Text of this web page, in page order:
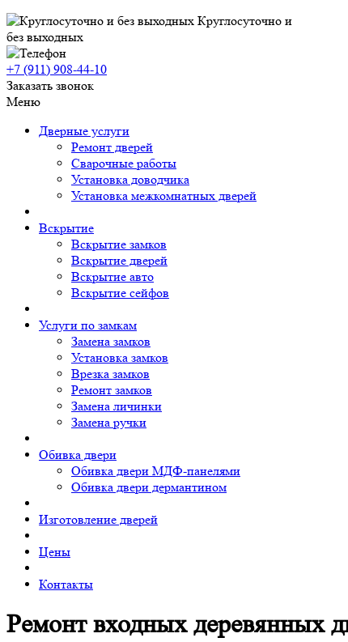
Круглосуточно и
без выходных
+7 (911) 908-44-10
Заказать звонок
Меню
Дверные услуги
Ремонт дверей
Сварочные работы
Установка доводчика
Установка межкомнатных дверей
Вскрытие
Вскрытие замков
Вскрытие дверей
Вскрытие авто
Вскрытие сейфов
Услуги по замкам
Замена замков
Установка замков
Врезка замков
Ремонт замков
Замена личинки
Замена ручки
Обивка двери
Обивка двери МДФ-панелями
Обивка двери дермантином
Изготовление дверей
Цены
Контакты
Ремонт входных деревянных